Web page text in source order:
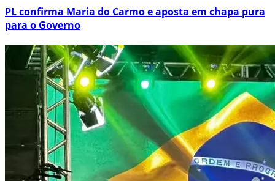
PL confirma Maria do Carmo e aposta em chapa pura
para o Governo